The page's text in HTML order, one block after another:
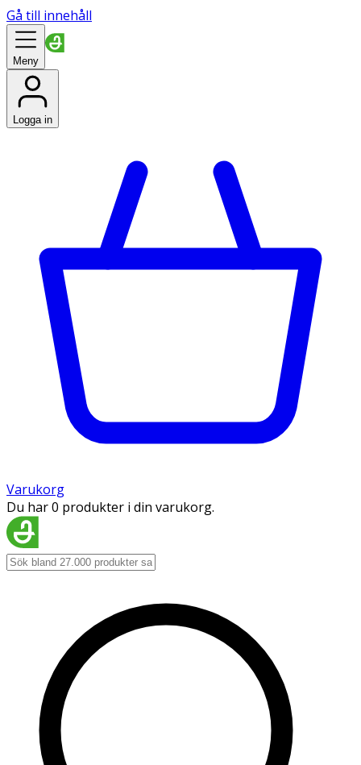
Gå till innehåll
Meny
Logga in
Varukorg
Du har 0 produkter i din varukorg.